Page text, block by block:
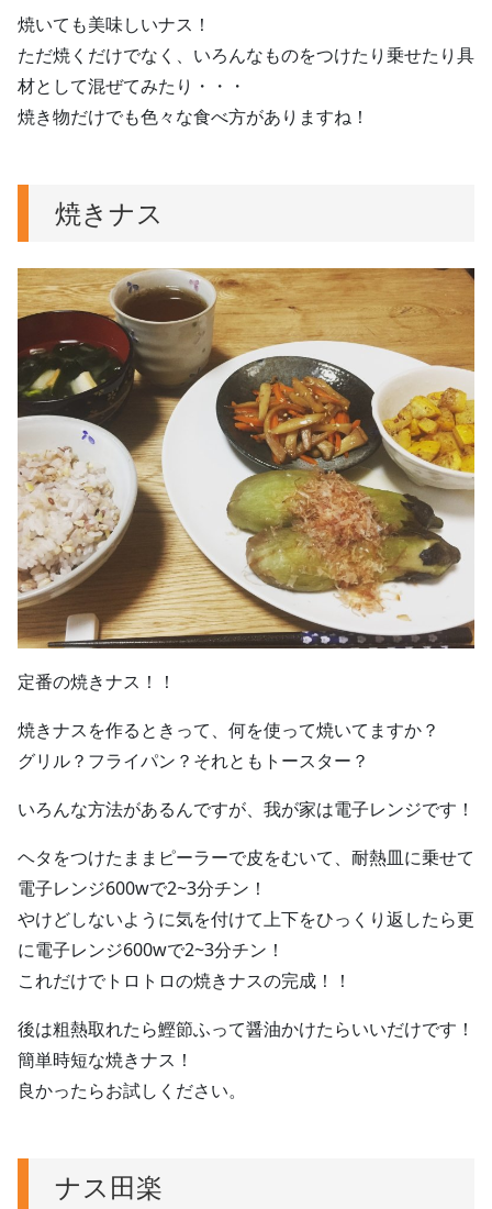
焼いても美味しいナス！
ただ焼くだけでなく、いろんなものをつけたり乗せたり具
材として混ぜてみたり・・・
焼き物だけでも色々な食べ方がありますね！
焼きナス
定番の焼きナス！！
焼きナスを作るときって、何を使って焼いてますか？
グリル？フライパン？それともトースター？
いろんな方法があるんですが、我が家は電子レンジです！
ヘタをつけたままピーラーで皮をむいて、耐熱皿に乗せて
電子レンジ600wで2~3分チン！
やけどしないように気を付けて上下をひっくり返したら更
に電子レンジ600wで2~3分チン！
これだけでトロトロの焼きナスの完成！！
後は粗熱取れたら鰹節ふって醤油かけたらいいだけです！
簡単時短な焼きナス！
良かったらお試しください。
ナス田楽